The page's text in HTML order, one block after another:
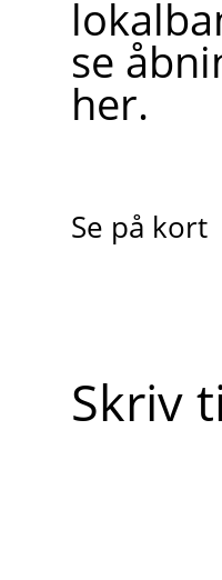
se
her.
Se på kort
Skriv